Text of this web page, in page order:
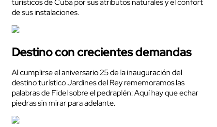
turísticos de Cuba por sus atributos naturales y el confort
de sus instalaciones.
Destino con crecientes demandas
Al cumplirse el aniversario 25 de la inauguración del
destino turístico Jardines del Rey rememoramos las
palabras de Fidel sobre el pedraplén: Aquí hay que echar
piedras sin mirar para adelante.